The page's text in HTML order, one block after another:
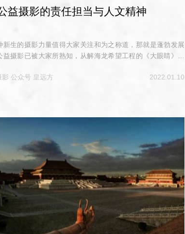
益摄影的责任担当与人文精神
新生的摄影力量值得大家关注和为之称道，那就是蓬勃发展
益摄影已被大家所熟知，从解海龙希望工程的《大眼睛》开
誉并深入人心。
公众号 皇远方 2022.01.10